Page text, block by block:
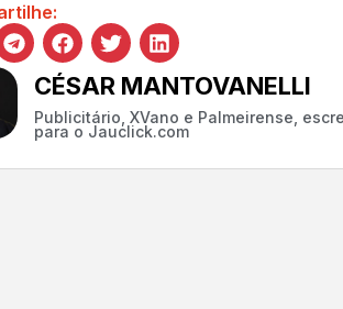
CÉSAR MANTOVANELLI
Publicitário, XVano e Palmeirense,
para o Jauclick.com